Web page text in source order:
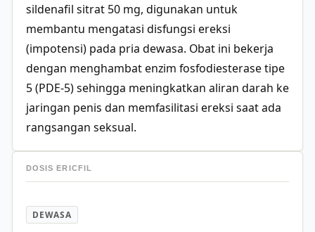
sildenafil sitrat 50 mg, digunakan untuk
membantu mengatasi disfungsi ereksi
(impotensi) pada pria dewasa. Obat ini bekerja
dengan menghambat enzim fosfodiesterase tipe
5 (PDE-5) sehingga meningkatkan aliran darah ke
jaringan penis dan memfasilitasi ereksi saat ada
rangsangan seksual.
DOSIS ERICFIL
DEWASA